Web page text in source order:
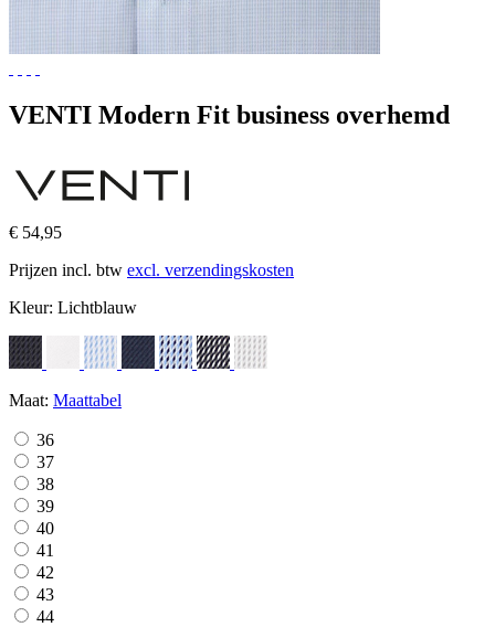
VENTI Modern Fit business overhemd
€ 54,95
Prijzen incl. btw excl. verzendingskosten
Kleur: Lichtblauw
Maat: Maattabel
36
37
38
39
40
41
42
43
44